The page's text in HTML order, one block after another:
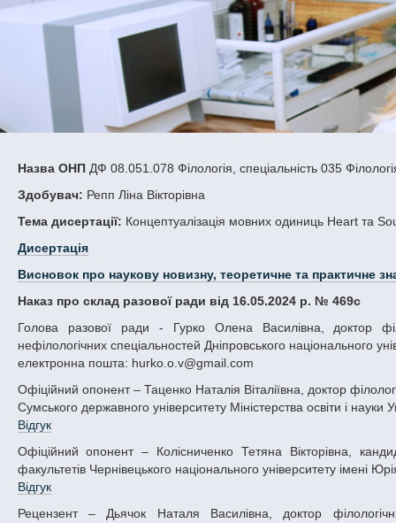
Назва ОНПДФ 08.051.078 Філологія, спеціальність 035
Здобувач: Репп Ліна Вікторівна
Тема дисертації: Концептуалізація мовних одиниць Heart та
Дисертація
Висновок про наукову новизну, теоретичне та практичне
Наказ про склад разової ради від 16.05.2024 р. № 469с
Голова разової ради - Гурко Олена Василівна, доктор філологічних наук, професор, завідувачка кафедри англійської мови для
нефілологічних спеціальностей Дніпровського національного
електронна пошта: hurko.o.v@gmail.com
Офіційний опонент – Таценко Наталія Віталіївна, доктор філологічних наук, професор, завідувачка кафедри іноземних мов та лінгводидактики
Сумського державного університету Міністерства освіти і науки
Відгук
Офіційний опонент – Колісниченко Тетяна Вікторівна, кандидат філологічних наук, доцент кафедри іноземних мов для гуманітарних
факультетів Чернівецького національного університету імені
Відгук
Рецензент – Дьячок Наталя Василівна, доктор філологічних наук, професор, завідувачка кафедри загального мовознавства та